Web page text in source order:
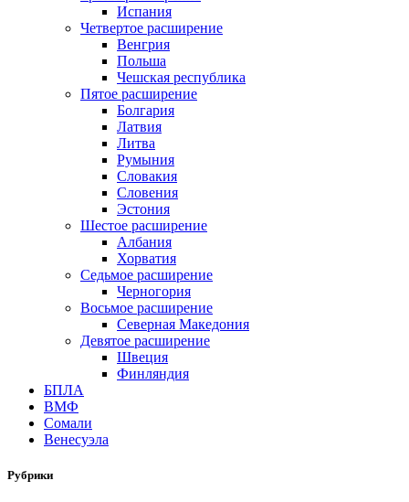
Испания
Четвертое расширение
Венгрия
Польша
Чешская республика
Пятое расширение
Болгария
Латвия
Литва
Румыния
Словакия
Словения
Эстония
Шестое расширение
Албания
Хорватия
Седьмое расширение
Черногория
Восьмое расширение
Северная Македония
Девятое расширение
Швеция
Финляндия
БПЛА
ВМФ
Сомали
Венесуэла
Рубрики